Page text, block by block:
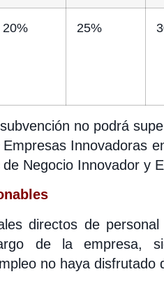
20% 25%
no podrá
Innovadoras
Negocio Innovador y
directos de
de la empresa,
no haya disfrutado